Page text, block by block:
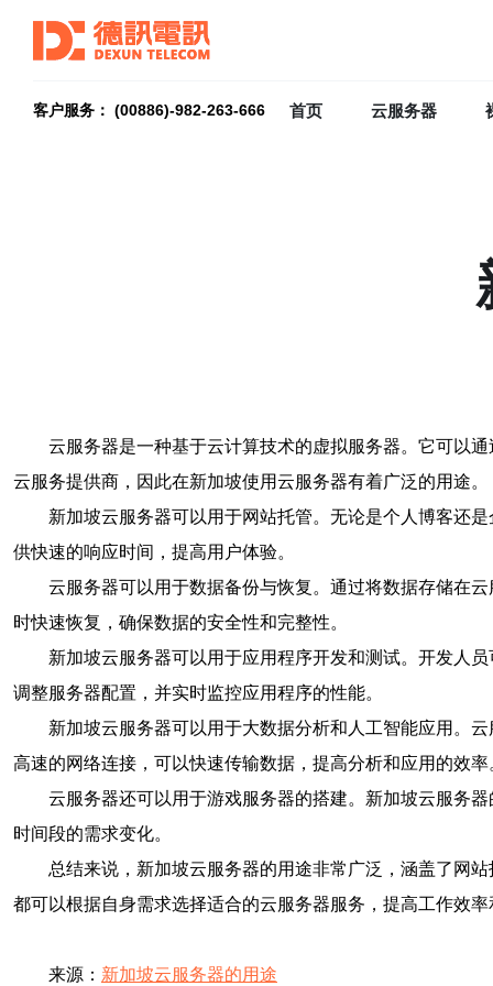
客户服务： (00886)-982-263-666 首页 云服务器
云服务器是一种基于云计算技术的虚拟服务器。它可以
云服务提供商，因此在新加坡使用云服务器有着广泛的用途。
新加坡云服务器可以用于网站托管。无论是个人博客还
供快速的响应时间，提高用户体验。
云服务器可以用于数据备份与恢复。通过将数据存储在
时快速恢复，确保数据的安全性和完整性。
新加坡云服务器可以用于应用程序开发和测试。开发人
调整服务器配置，并实时监控应用程序的性能。
新加坡云服务器可以用于大数据分析和人工智能应用。
高速的网络连接，可以快速传输数据，提高分析和应用的效率
云服务器还可以用于游戏服务器的搭建。新加坡云服务
时间段的需求变化。
总结来说，新加坡云服务器的用途非常广泛，涵盖了网
都可以根据自身需求选择适合的云服务器服务，提高工作效
来源： 新加坡云服务器的用途